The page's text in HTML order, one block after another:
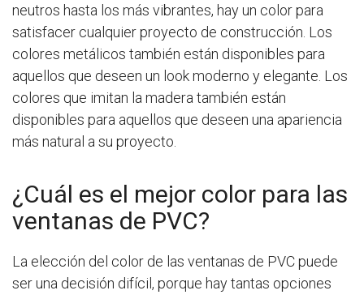
neutros hasta los más vibrantes, hay un color para
satisfacer cualquier proyecto de construcción. Los
colores metálicos también están disponibles para
aquellos que deseen un look moderno y elegante. Los
colores que imitan la madera también están
disponibles para aquellos que deseen una apariencia
más natural a su proyecto.
¿Cuál es el mejor color para las
ventanas de PVC?
La elección del color de las ventanas de PVC puede
ser una decisión difícil, porque hay tantas opciones